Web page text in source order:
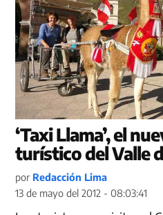
‘Taxi Llama’, el
turístico del Valle
por Redacción Lima
13 de mayo del 2012 - 08:03:41